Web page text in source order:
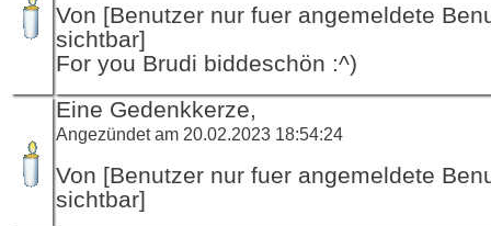
Von [Benutzer nur fuer angemeldete
sichtbar]
For you Brudi biddeschön :^)
Eine Gedenkkerze,
Angezündet am 20.02.2023 18:54:24
Von [Benutzer nur fuer angemeldete
sichtbar]